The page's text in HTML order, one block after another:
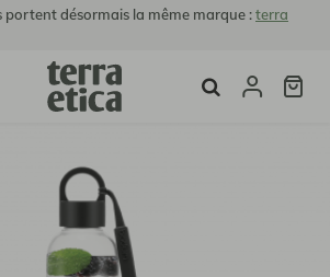
portent désormais la même marque :terra